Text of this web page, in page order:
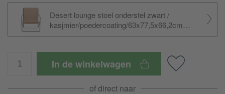
Desert lounge stoel onderstel zwart /
kasjmier/poedercoating/63x77,5x66,2cm
bxhxd/geschikt voor binnen- en
In de winkelwagen
of direct naar